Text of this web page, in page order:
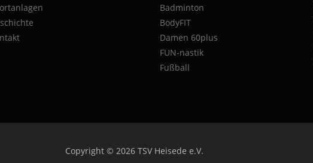
Badminton
BodyFIT
Damen 60plus
FUN-nastik
Fußball
Copyright © 2026 TSV Heisede e.V.